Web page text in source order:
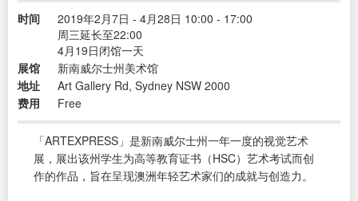
时间
2019年2月7日 - 4月28日 10:00 - 17:00
周三延长至22:00
4月19日闭馆一天
展馆
新南威尔士州美术馆
地址
Art Gallery Rd, Sydney NSW 2000
费用
Free
「ARTEXPRESS」是新南威尔士州一年一度的视觉艺术
展，展出该州学生为高等教育证书（HSC）艺术考试而创
作的作品，旨在呈现澳洲年轻艺术家们的成就与创造力。